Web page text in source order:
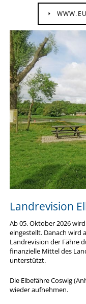
Landrevision
Ab 05. Oktober 2026
eingestellt. Danach wird
Landrevision der Fähre
finanzielle Mittel des
unterstützt.
Die Elbefähre Coswig
wieder aufnehmen.